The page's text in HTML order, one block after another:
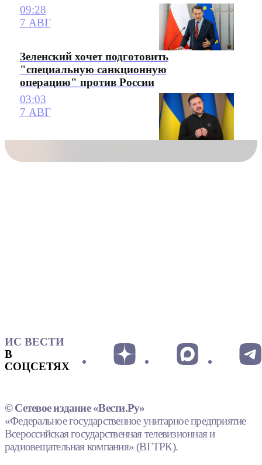
09:28
7 АВГ
Зеленский хочет подготовить
"специальную санкционную
операцию" против России
03:03
7 АВГ
ИС ВЕСТИ
В
СОЦСЕТЯХ
© Сетевое издание «Вести.Ру»
«Федеральное государственное унитарное предприятие
Всероссийская государственная телевизионная и
радиовещательная компания» (ВГТРК).